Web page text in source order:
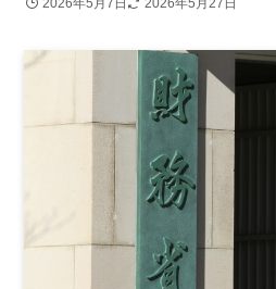
2026年5月7日 2026年5月27日